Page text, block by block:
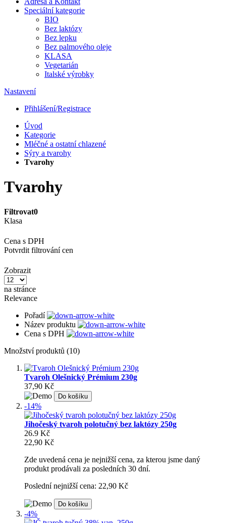
Speciální kategorie
BIO
Bez laktózy
Bez lepku
Bez palmového oleje
KLASA
Vegetarián
Italské výrobky
Nastavení
Přihlášení/Registrace
Úvod
Kategorie
Mléčné a ostatní chlazené
Sýry a tvarohy
Tvarohy
Tvarohy
Filtrovat0
Klasa
Cena s DPH
Potvrdit filtrování cen
Zobrazit
na stránce
Relevance
Pořadí
Název produktu
Cena s DPH
Množství produktů (10)
Tvaroh Olešnický Prémium 230g
37,90 Kč
Do košíku
-14%
Jihočeský tvaroh polotučný bez laktózy 250g
26.9 Kč
22,90 Kč
Zde uvedená cena je nejnižší cena, za kterou jsme daný
produkt prodávali za posledních 30 dní.
Poslední nejnižší cena: 22,90 Kč
Do košíku
-4%